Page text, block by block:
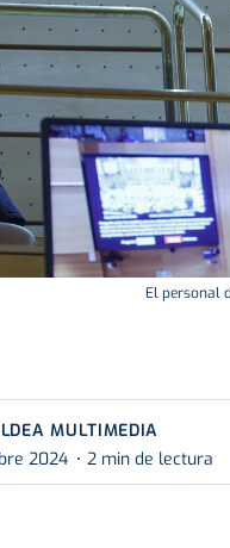
El personal
MULTIMEDIA
2024
2 min de lectura